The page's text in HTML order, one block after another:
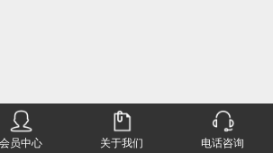
会员中心 关于我们 电话咨询